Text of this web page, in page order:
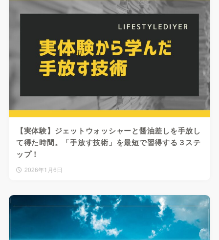
【実体験】ジェットウォッシャーと醤油差しを手放し
て得た時間。「手放す技術」を最短で習得する３ステ
ップ！
2026年1月6日